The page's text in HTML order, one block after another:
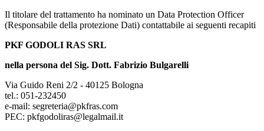
Il titolare del trattamento ha nominato un Data Protection Officer
(Responsabile della protezione Dati) contattabile ai seguenti recapiti
PKF GODOLI RAS SRL
nella persona del Sig. Dott. Fabrizio Bulgarelli
Via Guido Reni 2/2 - 40125 Bologna
tel.: 051-232450
e-mail: segreteria@pkfras.com
PEC: pkfgodoliras@legalmail.it